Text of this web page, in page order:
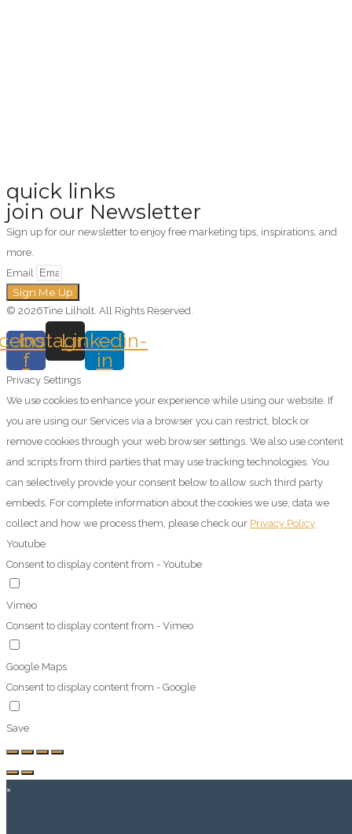
quick links
join our Newsletter
Sign up for our newsletter to enjoy free marketing tips, inspirations, and
more.
Email
Sign Me Up
© 2026Tine Lilholt. All Rights Reserved.
f
Instagram
Linkedin-
in
Privacy Settings
We use cookies to enhance your experience while using our website. If
you are using our Services via a browser you can restrict, block or
remove cookies through your web browser settings. We also use content
and scripts from third parties that may use tracking technologies. You
can selectively provide your consent below to allow such third party
embeds. For complete information about the cookies we use, data we
collect and how we process them, please check our Privacy Policy
Youtube
Consent to display content from - Youtube
Vimeo
Consent to display content from - Vimeo
Google Maps
Consent to display content from - Google
Save
×